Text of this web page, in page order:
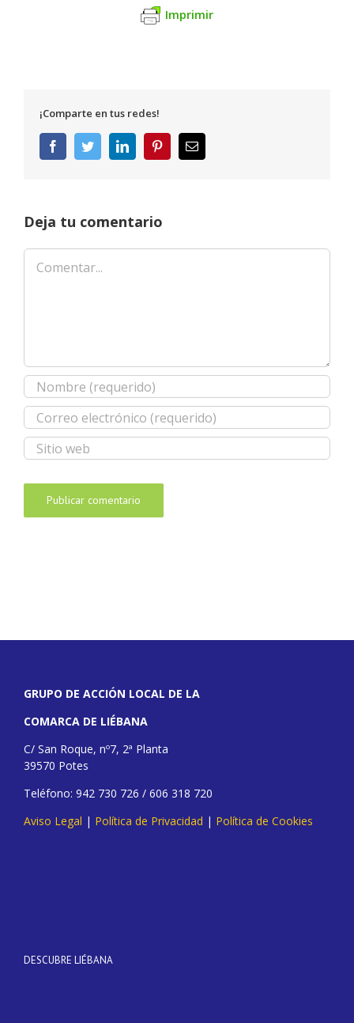
Imprimir
¡Comparte en tus redes!
FacebookTwitterLinkedInPinterestCorreo
electrónico
Deja tu comentario
Comentar
GRUPO DE ACCIÓN LOCAL DE LA
COMARCA DE LIÉBANA
C/ San Roque, nº7, 2ª Planta
39570 Potes
Teléfono: 942 730 726 / 606 318 720
Aviso Legal | Política de Privacidad | Política de Cookies
DESCUBRE LIÉBANA